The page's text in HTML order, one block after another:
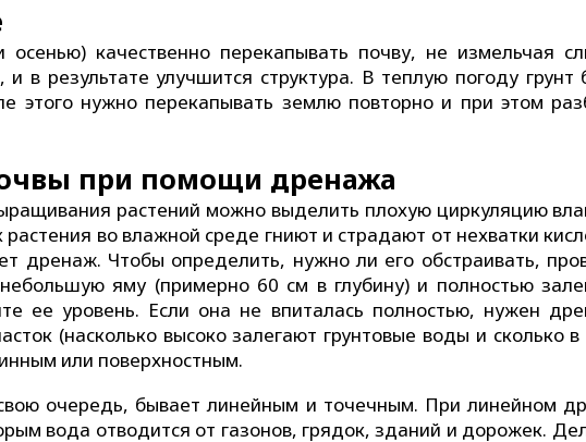
качественно перекапывать почву, не измельчая
в результате улучшится структура. В теплую погоду грунт
этого нужно перекапывать землю повторно и при этом
при помощи дренажа
растений можно выделить плохую циркуляцию
во влажной среде гниют и страдают от нехватки
дренаж. Чтобы определить, нужно ли его обстраивать,
яму (примерно 60 см в глубину) и полностью
ее уровень. Если она не впиталась полностью, нужен
(насколько высоко залегают грунтовые воды и сколько в
или поверхностным.
очередь, бывает линейным и точечным. При линейном
вода отводится от газонов, грядок, зданий и дорожек.